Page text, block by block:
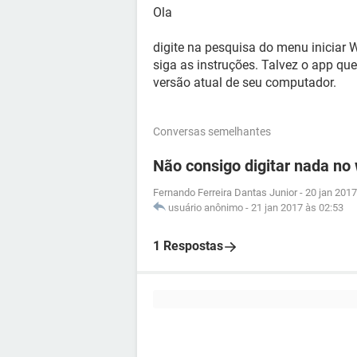
Ola
digite na pesquisa do menu iniciar
siga as instruções. Talvez o app
versão atual de seu computador.
Conversas semelhantes
Não consigo digitar nada no
Fernando Ferreira Dantas Junior - 20 jan
usuário anônimo - 21 jan 2017 às 02:53
1 Respostas